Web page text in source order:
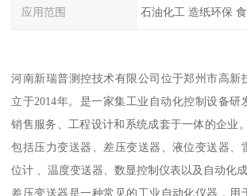
应用范围 石油化工 造纸环保
河南新瑞普测控技术有限公司位于郑州市高新
立于2014年。是一家集工业自动化控制设备研
销售服务、工程设计和系统成套于一体的企业
包括压力变送器、差压变送器、液位变送器、
位计 、温度变送器、数显控制仪表以及自动化成
差压变送器是一种常见的工业自动化仪器，用